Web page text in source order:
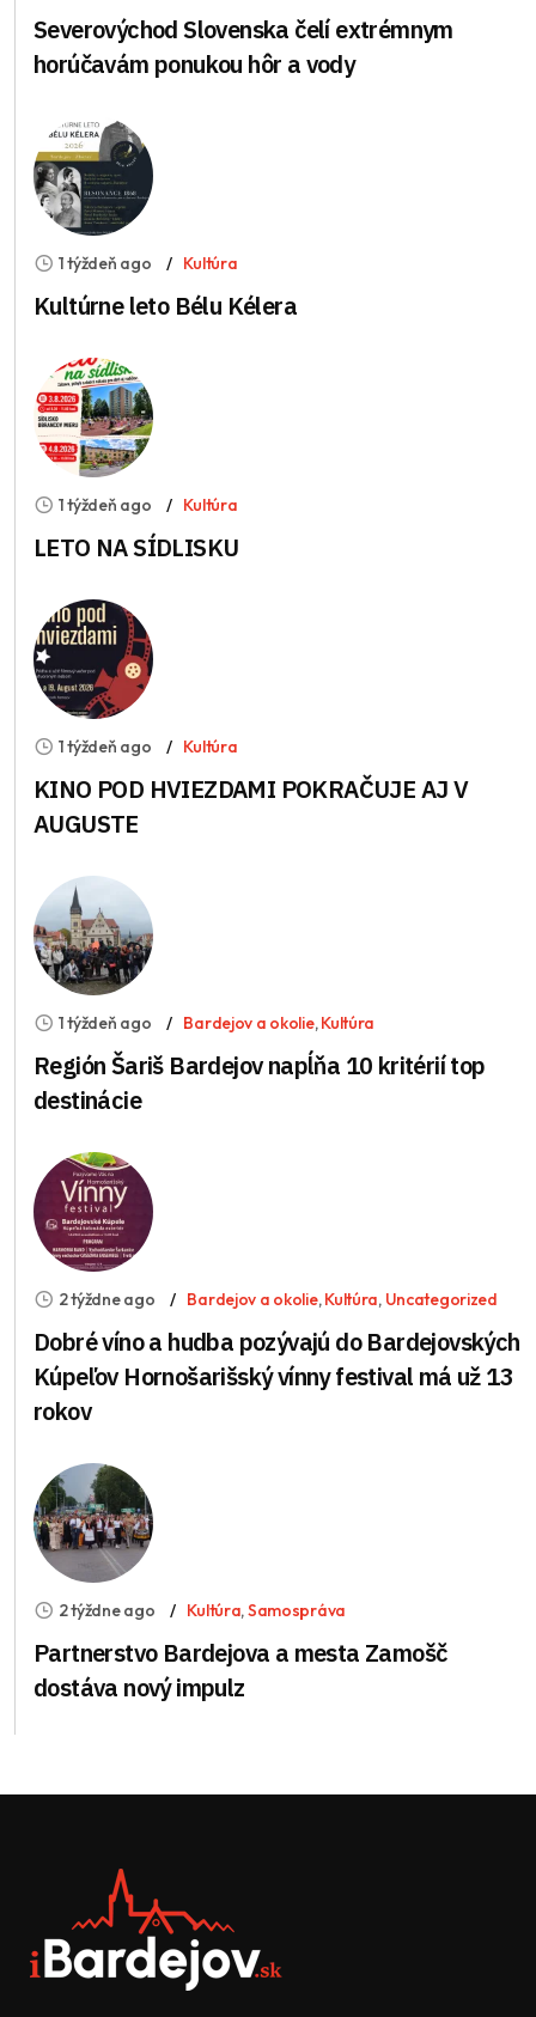
Severovýchod Slovenska čelí extrémnym
horúčavám ponukou hôr a vody
1 týždeň ago Kultúra
Kultúrne leto Bélu Kélera
1 týždeň ago Kultúra
LETO NA SÍDLISKU
1 týždeň ago Kultúra
KINO POD HVIEZDAMI POKRAČUJE AJ V
AUGUSTE
1 týždeň ago Bardejov a okolie,Kultúra
Región Šariš Bardejov napĺňa 10 kritérií top
destinácie
2 týždne ago Bardejov a okolie,Kultúra, Uncategorized
Dobré víno a hudba pozývajú do Bardejovských
Kúpeľov Hornošarišský vínny festival má už 13
rokov
2 týždne ago Kultúra,Samospráva
Partnerstvo Bardejova a mesta Zamošč
dostáva nový impulz